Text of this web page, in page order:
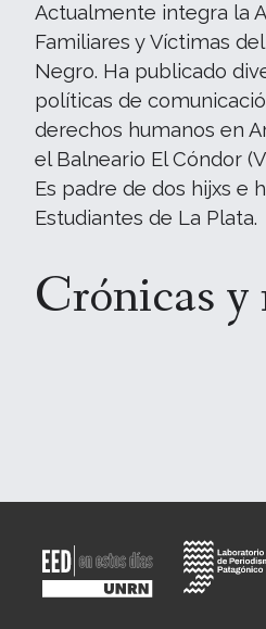
Actualmente integra la
Familiares y Víctimas
Negro. Ha publicado
políticas de
derechos humanos en
el Balneario El Cóndor
Es padre de dos hijxs e
Estudiantes de La Plata.
Crónicas y